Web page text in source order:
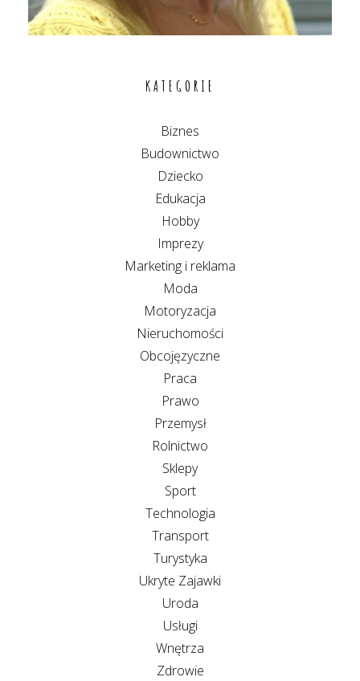
KATEGORIE
Biznes
Budownictwo
Dziecko
Edukacja
Hobby
Imprezy
Marketing i reklama
Moda
Motoryzacja
Nieruchomości
Obcojęzyczne
Praca
Prawo
Przemysł
Rolnictwo
Sklepy
Sport
Technologia
Transport
Turystyka
Ukryte Zajawki
Uroda
Usługi
Wnętrza
Zdrowie